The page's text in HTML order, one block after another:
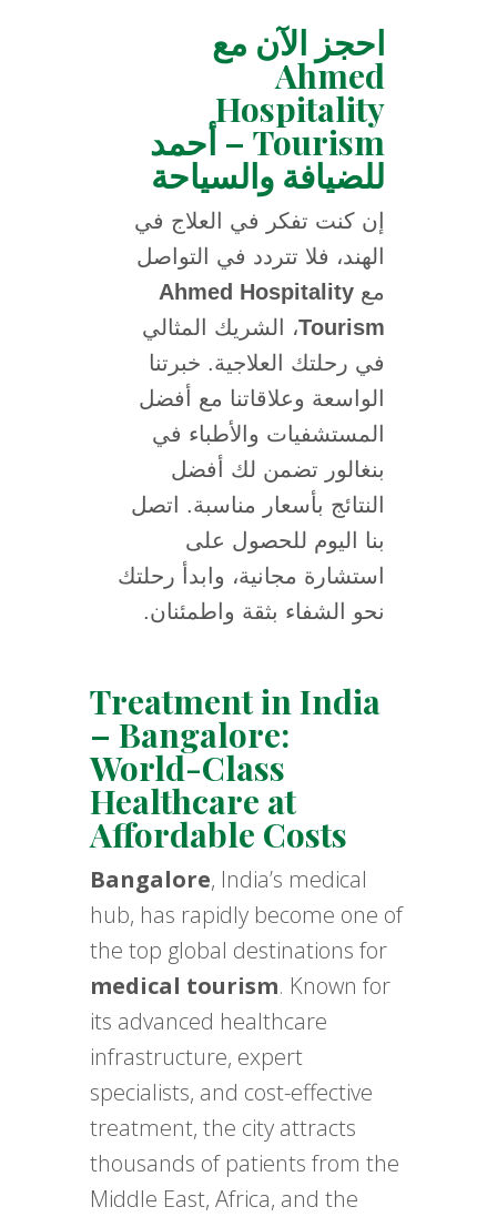
احجز الآن مع
Ahmed
Hospitality
Tourism – أحمد
للضيافة والسياحة
إن كنت تفكر في العلاج في
الهند، فلا تتردد في التواصل
مع Ahmed Hospitality
Tourism، الشريك المثالي
في رحلتك العلاجية. خبرتنا
الواسعة وعلاقاتنا مع أفضل
المستشفيات والأطباء في
بنغالور تضمن لك أفضل
النتائج بأسعار مناسبة. اتصل
بنا اليوم للحصول على
استشارة مجانية، وابدأ رحلتك
نحو الشفاء بثقة واطمئنان.
Treatment in India
– Bangalore:
World-Class
Healthcare at
Affordable Costs
Bangalore, India’s medical
hub, has rapidly become one of
the top global destinations for
medical tourism. Known for
its advanced healthcare
infrastructure, expert
specialists, and cost-effective
treatment, the city attracts
thousands of patients from the
Middle East, Africa, and the